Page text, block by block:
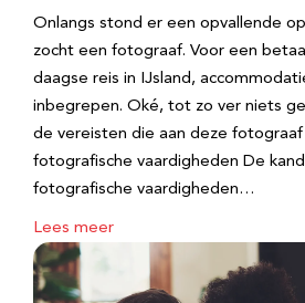
Onlangs stond er een opvallende
zocht een fotograaf. Voor een
daagse reis in IJsland,
inbegrepen. Oké, tot zo ver niets
de vereisten die aan deze
fotografische vaardigheden De
fotografische vaardigheden…
Lees meer